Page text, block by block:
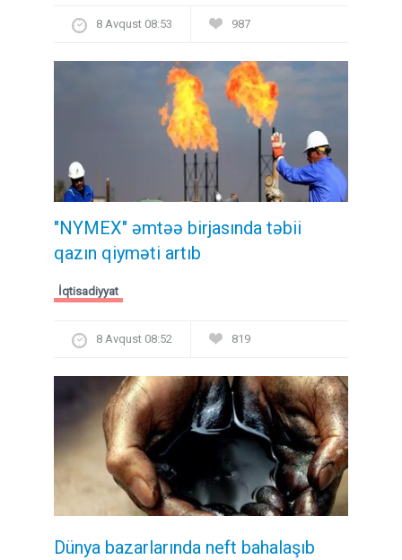
8 Avqust 08:53 987
"NYMEX" əmtəə birjasında təbii
qazın qiyməti artıb
İqtisadiyyat
8 Avqust 08:52 819
Dünya bazarlarında neft bahalaşıb